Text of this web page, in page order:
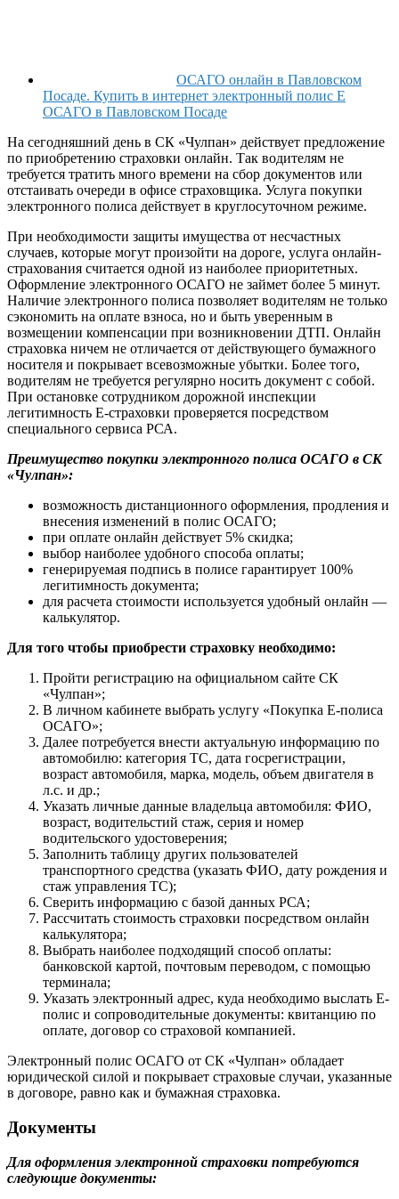
ОСАГО онлайн в Павловском
Посаде. Купить в интернет электронный полис E
ОСАГО в Павловском Посаде
На сегодняшний день в СК «Чулпан» действует предложение
по приобретению страховки онлайн. Так водителям не
требуется тратить много времени на сбор документов или
отстаивать очереди в офисе страховщика. Услуга покупки
электронного полиса действует в круглосуточном режиме.
При необходимости защиты имущества от несчастных
случаев, которые могут произойти на дороге, услуга онлайн-
страхования считается одной из наиболее приоритетных.
Оформление электронного ОСАГО не займет более 5 минут.
Наличие электронного полиса позволяет водителям не только
сэкономить на оплате взноса, но и быть уверенным в
возмещении компенсации при возникновении ДТП. Онлайн
страховка ничем не отличается от действующего бумажного
носителя и покрывает всевозможные убытки. Более того,
водителям не требуется регулярно носить документ с собой.
При остановке сотрудником дорожной инспекции
легитимность Е-страховки проверяется посредством
специального сервиса РСА.
Преимущество покупки электронного полиса ОСАГО в СК
«Чулпан»:
возможность дистанционного оформления, продления и
внесения изменений в полис ОСАГО;
при оплате онлайн действует 5% скидка;
выбор наиболее удобного способа оплаты;
генерируемая подпись в полисе гарантирует 100%
легитимность документа;
для расчета стоимости используется удобный онлайн —
калькулятор.
Для того чтобы приобрести страховку необходимо:
Пройти регистрацию на официальном сайте СК
«Чулпан»;
В личном кабинете выбрать услугу «Покупка Е-полиса
ОСАГО»;
Далее потребуется внести актуальную информацию по
автомобилю: категория ТС, дата госрегистрации,
возраст автомобиля, марка, модель, объем двигателя в
л.с. и др.;
Указать личные данные владельца автомобиля: ФИО,
возраст, водительстий стаж, серия и номер
водительского удостоверения;
Заполнить таблицу других пользователей
транспортного средства (указать ФИО, дату рождения и
стаж управления ТС);
Сверить информацию с базой данных РСА;
Рассчитать стоимость страховки посредством онлайн
калькулятора;
Выбрать наиболее подходящий способ оплаты:
банковской картой, почтовым переводом, с помощью
терминала;
Указать электронный адрес, куда необходимо выслать Е-
полис и сопроводительные документы: квитанцию по
оплате, договор со страховой компанией.
Электронный полис ОСАГО от СК «Чулпан» обладает
юридической силой и покрывает страховые случаи, указанные
в договоре, равно как и бумажная страховка.
Документы
Для оформления электронной страховки потребуются
следующие документы: